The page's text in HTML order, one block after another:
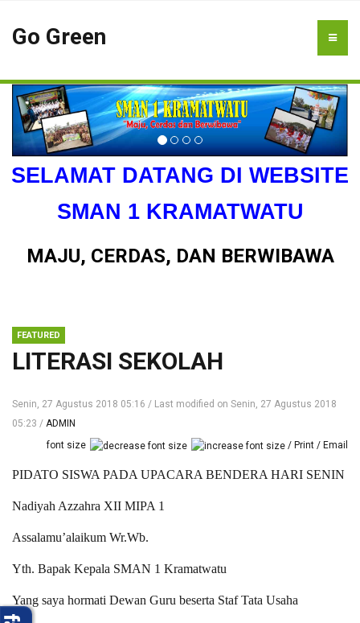
Go Green
SELAMAT DATANG DI WEBSITE
SMAN 1 KRAMATWATU
MAJU, CERDAS, DAN BERWIBAWA
FEATURED
LITERASI SEKOLAH
Senin, 27 Agustus 2018 05:16
Last modified on Senin, 27 Agustus 2018
05:23
ADMIN
font size
Print Email
PIDATO SISWA PADA UPACARA BENDERA HARI SENIN
Nadiyah Azzahra XII MIPA 1
Assalamu’alaikum Wr.Wb.
Yth. Bapak Kepala SMAN 1 Kramatwatu
Yang saya hormati Dewan Guru beserta Staf Tata Usaha